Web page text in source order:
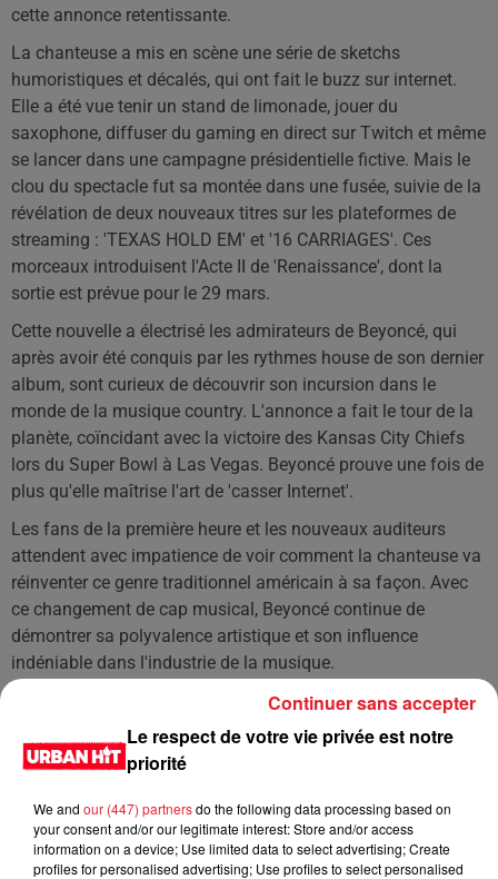
cette annonce retentissante.
La chanteuse a mis en scène une série de sketchs
humoristiques et décalés, qui ont fait le buzz sur internet.
Elle a été vue tenir un stand de limonade, jouer du
saxophone, diffuser du gaming en direct sur Twitch et même
se lancer dans une campagne présidentielle fictive. Mais le
clou du spectacle fut sa montée dans une fusée, suivie de la
révélation de deux nouveaux titres sur les plateformes de
streaming : 'TEXAS HOLD EM' et '16 CARRIAGES'. Ces
morceaux introduisent l'Acte II de 'Renaissance', dont la
sortie est prévue pour le 29 mars.
Cette nouvelle a électrisé les admirateurs de Beyoncé, qui
après avoir été conquis par les rythmes house de son dernier
album, sont curieux de découvrir son incursion dans le
monde de la musique country. L'annonce a fait le tour de la
planète, coïncidant avec la victoire des Kansas City Chiefs
lors du Super Bowl à Las Vegas. Beyoncé prouve une fois de
plus qu'elle maîtrise l'art de 'casser Internet'.
Les fans de la première heure et les nouveaux auditeurs
attendent avec impatience de voir comment la chanteuse va
réinventer ce genre traditionnel américain à sa façon. Avec
ce changement de cap musical, Beyoncé continue de
démontrer sa polyvalence artistique et son influence
indéniable dans l'industrie de la musique.
LES DERNIÈRES NEWS Voir plus
Jay-Z se bat contre la grand-mère
Le respect de votre vie privée est notre
priorité
We and our (447) partnersdo the following data processing based on
your consent and/or our legitimate interest: Store and/or access
information on a device; Use limited data to select advertising; Create
profiles for personalised advertising; Use profiles to select personalised
Continuer sans accepter